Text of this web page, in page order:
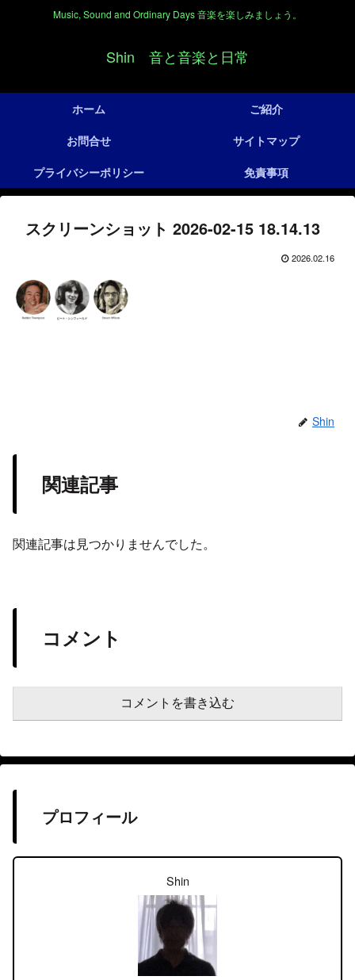
Music, Sound and Ordinary Days 音楽を楽しみましょう。
Shin 音と音楽と日常
ホーム
ご紹介
お問合せ
サイトマップ
プライバシーポリシー
免責事項
スクリーンショット 2026-02-15 18.14.13
2026.02.16
Shin
関連記事
関連記事は見つかりませんでした。
コメント
コメントを書き込む
プロフィール
Shin